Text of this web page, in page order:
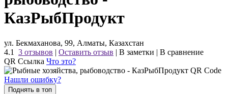
КазРыбПродукт
ул. Бекмаханова, 99, Алматы, Казахстан
4.1
3 отзывов | Оставить отзыв | В заметки | В сравнение
QR Ссылка Что это?
Нашли ошибку?
Поднять в топ